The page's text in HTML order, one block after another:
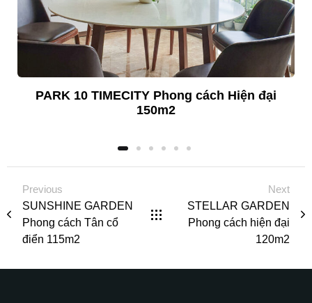
PARK 10 TIMECITY Phong cách Hiện đại
150m2
Previous
SUNSHINE GARDEN
Phong cách Tân cổ
điển 115m2
Next
STELLAR GARDEN
Phong cách hiện đại
120m2